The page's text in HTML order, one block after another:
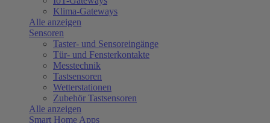
Klima-Gateways
Alle anzeigen
Sensoren
Taster- und Sensoreingänge
Tür- und Fensterkontakte
Messtechnik
Tastsensoren
Wetterstationen
Zubehör Tastsensoren
Alle anzeigen
Smart Home Apps